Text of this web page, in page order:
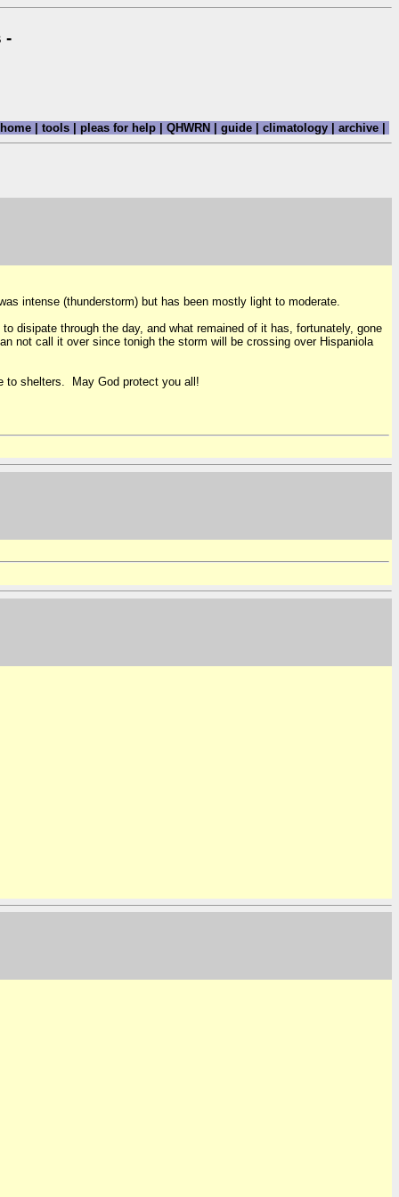
-
| tools | pleas for help | QHWRN | guide | climatology | archive |
intense (thunderstorm) but has been mostly light to moderate.
disipate through the day, and what remained of it has, fortunately, gone
not call it over since tonigh the storm will be crossing over Hispaniola
to shelters. May God protect you all!